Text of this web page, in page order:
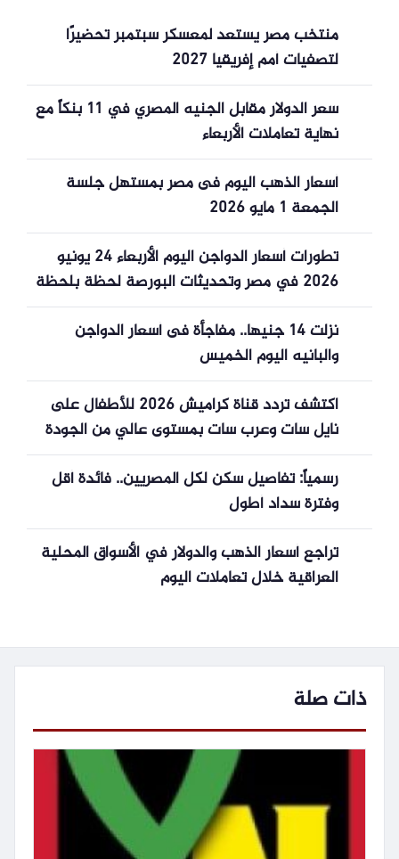
منتخب مصر يستعد لمعسكر سبتمبر تحضيرًا
لتصفيات أمم إفريقيا 2027
سعر الدولار مقابل الجنيه المصري في 11 بنكاً مع
نهاية تعاملات الأربعاء
أسعار الذهب اليوم فى مصر بمستهل جلسة
الجمعة 1 مايو 2026
تطورات أسعار الدواجن اليوم الأربعاء 24 يونيو
2026 في مصر وتحديثات البورصة لحظة بلحظة
نزلت 14 جنيها.. مفاجأة فى أسعار الدواجن
والبانيه اليوم الخميس
اكتشف تردد قناة كراميش 2026 للأطفال على
نايل سات وعرب سات بمستوى عالي من الجودة
رسمياً: تفاصيل سكن لكل المصريين.. فائدة أقل
وفترة سداد أطول
تراجع أسعار الذهب والدولار في الأسواق المحلية
العراقية خلال تعاملات اليوم
ذات صلة